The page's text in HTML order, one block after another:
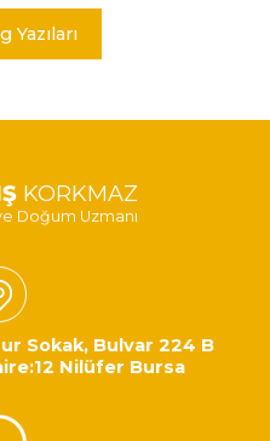
Yazıları
KORKMAZ
Doğum Uzmanı
Sokak, Bulvar 224 B
Nilüfer Bursa